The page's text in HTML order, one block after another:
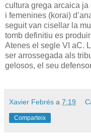
cultura grega arcaica
i femenines (korai)
seguit van cisellar la
tomb definitiu es
Atenes el segle VI aC.
ser arrossegada als
gelosos, el seu
Xavier Febrés a 7:19
Comparteix